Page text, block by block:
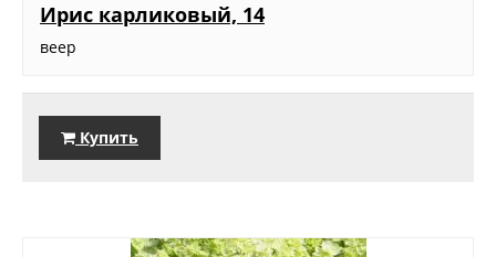
Ирис карликовый, 14
веер
Купить